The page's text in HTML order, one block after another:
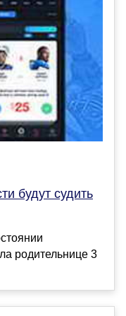
будут судить
родительнице 3